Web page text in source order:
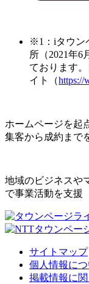
※1：iタウン
所（2021年6
ております
イト（https://
ホームページを起
集客から成約まで
地域のビジネスや
で事業活動を支援
サイトマップ
個人情報につ
掲載情報に関